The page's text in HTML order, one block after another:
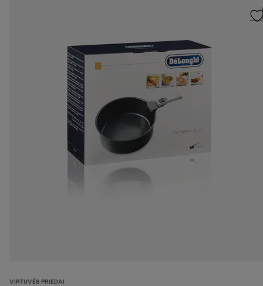
VIRTUVĖS PRIEDAI